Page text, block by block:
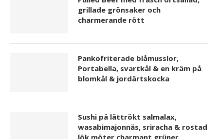
grillade grönsaker och
charmerande rött
Pankofriterade blåmusslor,
Portabella, svartkål & en kräm på
blomkål & jordärtskocka
Sushi på lättrökt salmalax,
wasabimajonnäs, sriracha & rostad